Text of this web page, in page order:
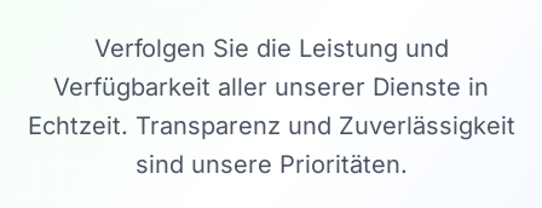
Verfolgen Sie die Leistung und
Verfügbarkeit aller unserer Dienste in
Echtzeit. Transparenz und Zuverlässigkeit
sind unsere Prioritäten.